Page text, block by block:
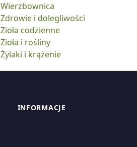
Wierzbownica
Zdrowie i dolegliwości
Zioła codzienne
Zioła i rośliny
Żylaki i krążenie
INFORMACJE